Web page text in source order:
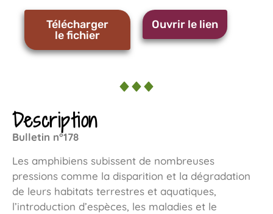
Ouvrir le lien
Télécharger
le fichier
Description
Bulletin n°178
Les amphibiens subissent de nombreuses
pressions comme la disparition et la dégradation
de leurs habitats terrestres et aquatiques,
l’introduction d’espèces, les maladies et le